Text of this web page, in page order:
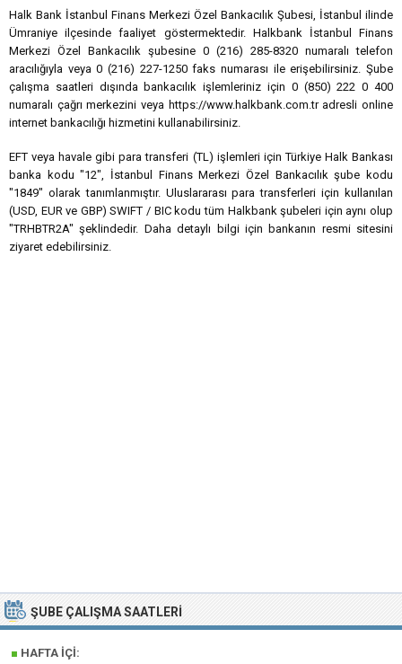
Halk Bank İstanbul Finans Merkezi Özel Bankacılık Şubesi, İstanbul ilinde
Ümraniye ilçesinde faaliyet göstermektedir. Halkbank İstanbul Finans
Merkezi Özel Bankacılık şubesine 0 (216) 285-8320 numaralı telefon
aracılığıyla veya 0 (216) 227-1250 faks numarası ile erişebilirsiniz. Şube
çalışma saatleri dışında bankacılık işlemleriniz için 0 (850) 222 0 400
numaralı çağrı merkezini veya https://www.halkbank.com.tr adresli online
internet bankacılığı hizmetini kullanabilirsiniz.
EFT veya havale gibi para transferi (TL) işlemleri için Türkiye Halk Bankası
banka kodu "12", İstanbul Finans Merkezi Özel Bankacılık şube kodu
"1849" olarak tanımlanmıştır. Uluslararası para transferleri için kullanılan
(USD, EUR ve GBP) SWIFT / BIC kodu tüm Halkbank şubeleri için aynı olup
"TRHBTR2A" şeklindedir. Daha detaylı bilgi için bankanın resmi sitesini
ziyaret edebilirsiniz.
ŞUBE ÇALIŞMA SAATLERI
■ HAFTA İÇI: